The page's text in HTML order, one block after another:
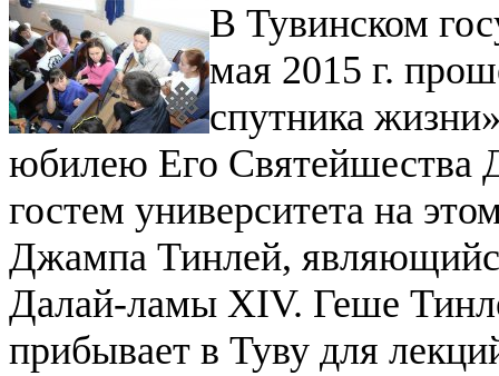
В Тувинском
мая 2015 г.
спутника
юбилею Его
гостем университета на
Джампа Тинлей,
Далай-ламы XIV. Геше
прибывает в Туву для